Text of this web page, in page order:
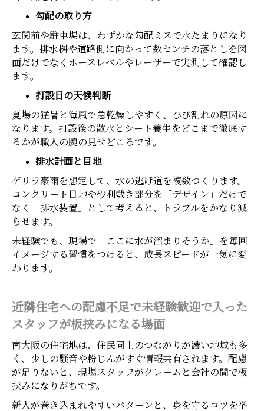
勾配の取り方
玄関前や駐車場は、わずかな勾配ミスで水たまりになり
ます。排水桝や道路側に向かって数センチの落としを図
面だけでなくホースレベルやレーザーで実測して確認し
ます。
打設日の天候判断
夏場の猛暑と海風で急乾燥しやすく、ひび割れの原因に
なります。打設後の散水とシート養生をどこまで徹底す
るかが職人の腕の見せどころです。
排水計画と目地
ゲリラ豪雨を想定して、水の逃げ道を複数つくります。
コンクリート目地や砂利敷き部分を「デザイン」だけで
なく「排水装置」として考えると、トラブルをかなり減
らせます。
未経験でも、現場で「ここに水が溜まりそうか」を毎回
イメージする習慣をつけると、成長スピードが一気に変
わります。
近隣住宅への配慮不足で未経験歓迎で入った
スタッフが板挟みになる場面
南大阪の住宅地は、住民同士のつながりが濃い地域も多
く、少しの騒音や粉じんがすぐ情報共有されます。配慮
が足りないと、現場スタッフがクレームと会社の間で板
挟みになりがちです。
新人が巻き込まれやすいパターンと、身を守るコツを挙